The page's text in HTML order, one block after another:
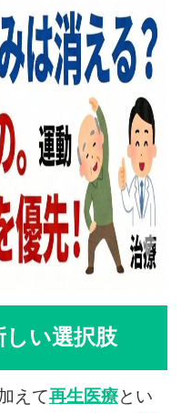
い選択肢
えて再生医療とい